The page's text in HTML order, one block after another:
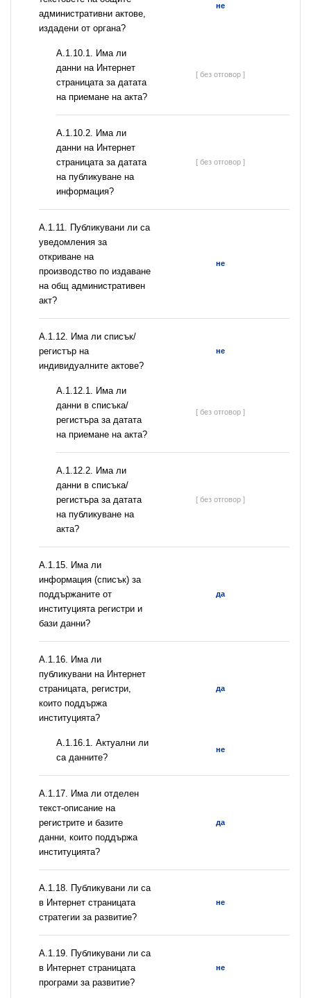
административни актове,
издадени от органа?
не
A.1.10.1. Има ли
данни на Интернет
страницата за датата
на приемане на акта?
[ без отговор ]
A.1.10.2. Има ли
данни на Интернет
страницата за датата
на публикуване на
информация?
[ без отговор ]
А.1.11. Публикувани ли са
уведомления за
откриване на
производство по издаване
на общ административен
акт?
не
А.1.12. Има ли списък/
регистър на
индивидуалните актове?
не
A.1.12.1. Има ли
данни в списъка/
регистъра за датата
на приемане на акта?
[ без отговор ]
A.1.12.2. Има ли
данни в списъка/
регистъра за датата
на публикуване на
акта?
[ без отговор ]
А.1.15. Има ли
информация (списък) за
поддържаните от
институцията регистри и
бази данни?
да
А.1.16. Има ли
публикувани на Интернет
страницата, регистри,
които поддържа
институцията?
да
A.1.16.1. Актуални ли
са данните?
не
А.1.17. Има ли отделен
текст-описание на
регистрите и базите
данни, които поддържа
институцията?
да
А.1.18. Публикувани ли са
в Интернет страницата
стратегии за развитие?
не
А.1.19. Публикувани ли са
в Интернет страницата
програми за развитие?
не